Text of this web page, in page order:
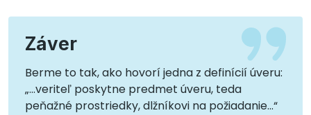
Záver
Berme to tak, ako hovorí jedna z definícií úveru:
„...veriteľ poskytne predmet úveru, teda
peňažné prostriedky, dlžníkovi na požiadanie...“